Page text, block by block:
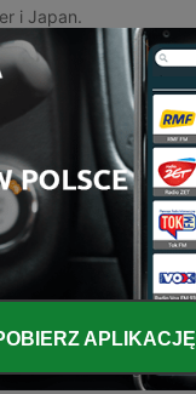
i Japan.
i solens
sent at hoppe på
regnskab sendte
APLIKACJĘ